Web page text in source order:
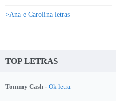
>Ana e Carolina letras
TOP LETRAS
Tommy Cash - Ok letra